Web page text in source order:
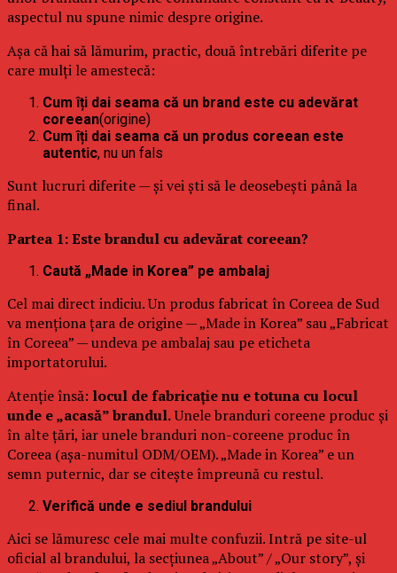
aspectul nu spune nimic despre origine.
Așa că hai să lămurim, practic, două întrebări diferite pe
care mulți le amestecă:
Cum îți dai seama că un brand este cu adevărat
coreean(origine)
Cum îți dai seama că un produs coreean este
autentic, nu un fals
Sunt lucruri diferite — și vei ști să le deosebești până la
final.
Partea 1: Este brandul cu adevărat coreean?
Caută „Made in Korea” pe ambalaj
Cel mai direct indiciu. Un produs fabricat în Coreea de Sud
va menționa țara de origine — „Made in Korea” sau „Fabricat
în Coreea” — undeva pe ambalaj sau pe eticheta
importatorului.
Atenție însă: locul de fabricație nu e totuna cu locul
unde e „acasă” brandul.Unele branduri coreene produc și
în alte țări, iar unele branduri non-coreene produc în
Coreea (așa-numitul ODM/OEM). „Made in Korea” e un
semn puternic, dar se citește împreună cu restul.
Verifică unde e sediul brandului
Aici se lămuresc cele mai multe confuzii. Intră pe site-ul
oficial al brandului, la secțiunea „About” / „Our story”, și